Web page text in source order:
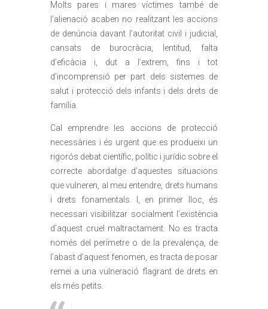
Molts pares i mares víctimes també de
l’alienació acaben no realitzant les accions
de denúncia davant l’autoritat civil i judicial,
cansats de burocràcia, lentitud, falta
d’eficàcia i, dut a l’extrem, fins i tot
d’incomprensió per part dels sistemes de
salut i protecció dels infants i dels drets de
família.
Cal emprendre les accions de protecció
necessàries i és urgent que es produeixi un
rigorós debat científic, polític i jurídic sobre el
correcte abordatge d’aquestes situacions
que vulneren, al meu entendre, drets humans
i drets fonamentals. I, en primer lloc, és
necessari visibilitzar socialment l’existència
d’aquest cruel maltractament. No es tracta
només del perímetre o de la prevalença, de
l’abast d’aquest fenomen, es tracta de posar
remei a una vulneració flagrant de drets en
els més petits.